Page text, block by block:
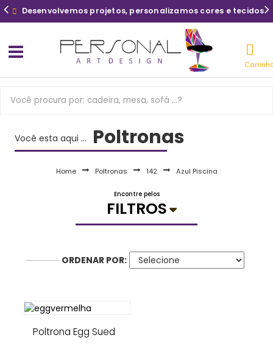
Desenvolvemos projetos, personalizamos cores e tecidos
Você esta aqui ... Poltronas
Home Poltronas 142 Azul Piscina
Encontre pelos
FILTROS
ORDENAR POR:
Poltrona Egg Sued